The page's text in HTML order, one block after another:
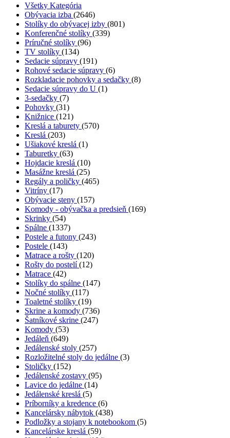
Všetky Kategória
Obývacia izba (2646)
Stolíky do obývacej izby (801)
Konferenčné stolíky (339)
Príručné stolíky (96)
TV stolíky (134)
Sedacie súpravy (191)
Rohové sedacie súpravy (6)
Rozkladacie pohovky a sedačky (8)
Sedacie súpravy do U (1)
3-sedačky (7)
Pohovky (31)
Knižnice (121)
Kreslá a taburety (570)
Kreslá (203)
Ušiakové kreslá (1)
Taburetky (63)
Hojdacie kreslá (10)
Masážne kreslá (25)
Regály a poličky (465)
Vitríny (17)
Obývacie steny (157)
Komody - obývačka a predsieň (169)
Skrinky (54)
Spálne (1337)
Postele a futony (243)
Postele (143)
Matrace a rošty (120)
Rošty do postelí(12)
Matrace (42)
Stolíky do spálne (147)
Nočné stolíky (117)
Toaletné stolíky (19)
Skrine a komody (736)
Šatníkové skrine (247)
Komody (53)
Jedáleň (649)
Jedálenské stoly (257)
Rozložitelné stoly do jedálne (3)
Stoličky (152)
Jedálenské zostavy (95)
Lavice do jedálne (14)
Jedálenské kreslá (5)
Príborníky a kredence (6)
Kancelársky nábytok (438)
Podložky a stojany k notebookom (5)
Kancelárske kreslá (59)